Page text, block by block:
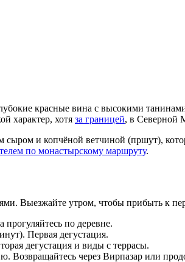
красные вина с высокими
характер, хотя за границей, в Северной
сыром и копчёной ветчиной (пршут),
по монастырскому маршруту.
Выезжайте утром, чтобы прибыть к
прогуляйтесь по деревне.
Первая дегустация.
дегустация и виды с террасы.
Возвращайтесь через Вирпазар или